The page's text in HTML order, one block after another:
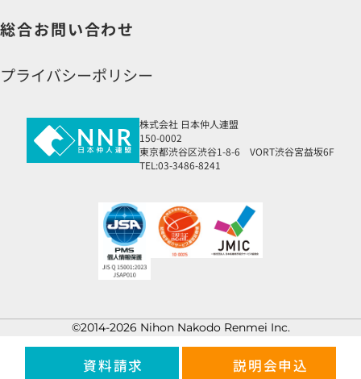
資料請求 説明会申込
総合お問い合わせ
プライバシーポリシー
株式会社 日本仲人連盟
150-0002
東京都渋谷区渋谷1-8-6 VORT渋谷宮益坂6F
TEL:03-3486-8241
©2014-2026 Nihon Nakodo Renmei Inc.